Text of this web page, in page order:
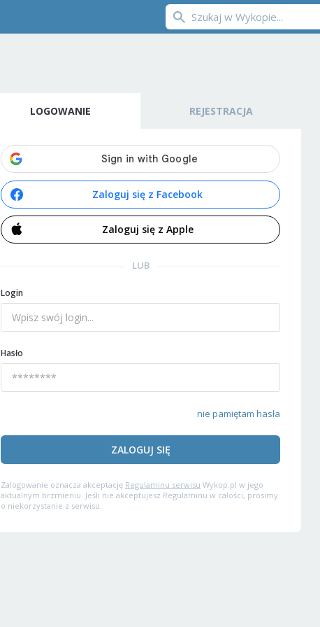
LOGOWANIE REJESTRACJA
Zaloguj się z Facebook
Zaloguj się z Apple
LUB
Login
Hasło
nie pamiętam hasła
ZALOGUJ SIĘ
Zalogowanie oznacza akceptację Regulaminu serwisu Wykop.pl w jego
aktualnym brzmieniu. Jeśli nie akceptujesz Regulaminu w całości, prosimy
o niekorzystanie z serwisu.